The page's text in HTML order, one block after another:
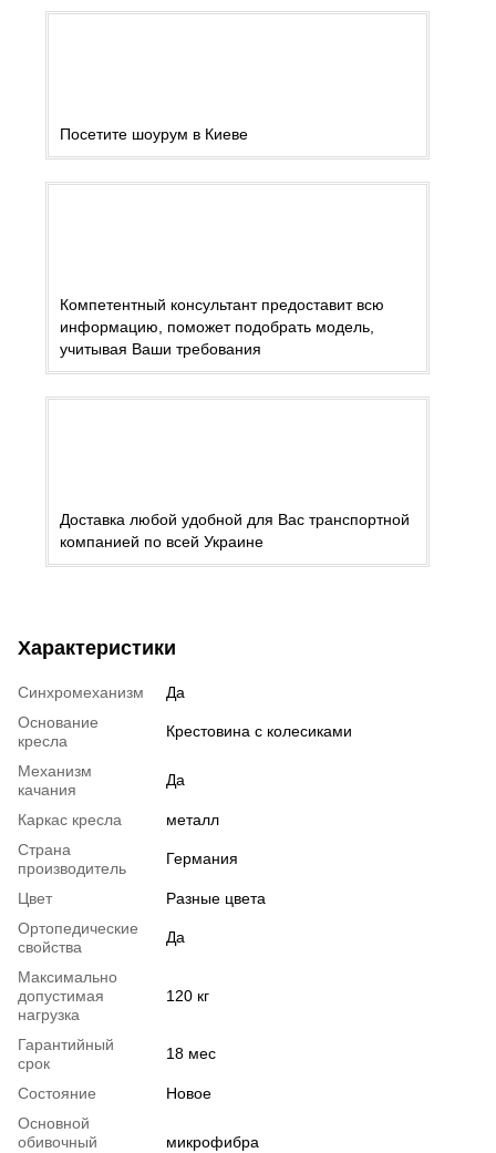
Посетите шоурум в Киеве
Компетентный консультант предоставит всю
информацию, поможет подобрать модель,
учитывая Ваши требования
Доставка любой удобной для Вас транспортной
компанией по всей Украине
Характеристики
Синхромеханизм
Да
Основание
кресла
Крестовина с колесиками
Механизм
качания
Да
Каркас кресла
металл
Страна
производитель
Германия
Цвет
Разные цвета
Ортопедические
свойства
Да
Максимально
допустимая
нагрузка
120 кг
Гарантийный
срок
18 мес
Состояние
Новое
Основной
обивочный
микрофибра